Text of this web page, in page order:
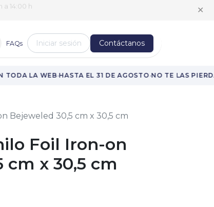
14:00 h ✕
FAQs Iniciar sesión Contáctanos
TODA LA WEB·HASTA EL 31 DE AGOSTO·NO TE LAS
Bejeweled 30,5 cm x 30,5 cm
Foil Iron-on
cm x 30,5 cm